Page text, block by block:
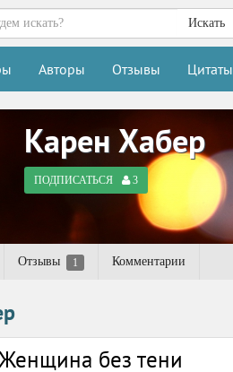
Искать
Авторы Отзывы Цитаты
Карен Хабер
ПОДПИСАТЬСЯ 3
Отзывы 1 Комментарии
без тени